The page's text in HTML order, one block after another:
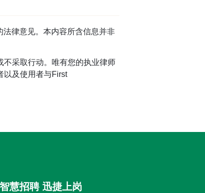
律意见。本内容所含信息并非
不采取行动。唯有您的执业律师
以及使用者与First
智慧招聘 迅捷上岗